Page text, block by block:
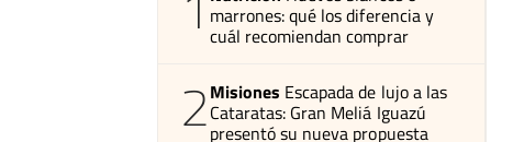
marrones: qué los diferencia y
cuál recomiendan comprar
2Misiones Escapada de lujo a las
Cataratas: Gran Meliá Iguazú
presentó su nueva propuesta